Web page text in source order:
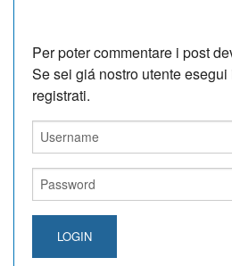
Per poter commentare i post
Se sei giá nostro utente
registrati.
LOGIN